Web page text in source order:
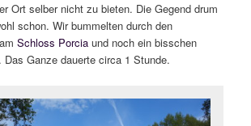
Ort selber nicht zu bieten. Die Gegend drum
schon. Wir bummelten durch den
Schloss Porcia und noch ein bisschen
Ganze dauerte circa 1 Stunde.